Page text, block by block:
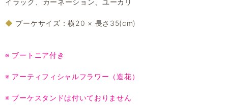
◆ ブーケサイズ：横20 × 長さ35(cm)
※ ブートニア付き
※ アーティフィシャルフラワー（造花）
※ ブーケスタンドは付いておりません